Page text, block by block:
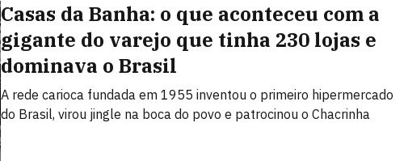
Casas da Banha: o que aconteceu com a
gigante do varejo que tinha 230 lojas e
dominava o Brasil
A rede carioca fundada em 1955 inventou o primeiro hipermercado
do Brasil, virou jingle na boca do povo e patrocinou o Chacrinha